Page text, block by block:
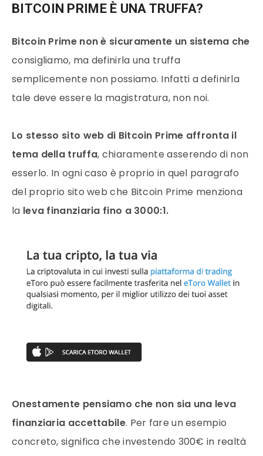
BITCOIN PRIME È UNA TRUFFA?
Bitcoin Prime non è sicuramente un sistema che
consigliamo, ma definirla una truffa
semplicemente non possiamo. Infatti a definirla
tale deve essere la magistratura, non noi.
Lo stesso sito web di Bitcoin Prime affronta il
tema della truffa, chiaramente asserendo di non
esserlo. In ogni caso è proprio in quel paragrafo
del proprio sito web che Bitcoin Prime menziona
la leva finanziaria fino a 3000:1.
Onestamente pensiamo che non sia una leva
finanziaria accettabile. Per fare un esempio
concreto, significa che investendo 300€ in realtà